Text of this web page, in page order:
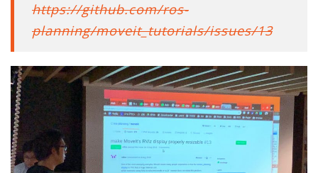
https://github.com/ros-
planning/moveit_tutorials/issues/13